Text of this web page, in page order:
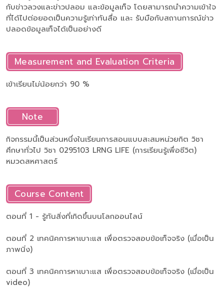
กับข่าวลวงและข่าวปลอม และข้อมูลเท็จ โดยสามารถนำความเข้าใจ
ที่ได้ไปต่อยอดเป็นความรู้เท่าทันสื่อ และ รับมือกับสถานการณ์ข่าว
ปลอดข้อมูลเท็จได้เป็นอย่างดี
Measurement and Evaluation Criteria
เข้าเรียนไม่น้อยกว่า 90 %
Note
กิจกรรมนี้เป็นส่วนหนึ่งในเรียนการสอนแบบสะสมหน่วยกิต วิชา
ศึกษาทั่วไป วิชา 0295103 LRNG LIFE (การเรียนรู้เพื่อชีวิต)
หมวดสหศาสตร์
Course Content
ตอนที่ 1 - รู้ทันสิ่งที่เกิดขึ้นบนโลกออนไลน์
ตอนที่ 2 เทคนิคการหาเบาะแส เพื่อตรวจสอบข้อเท็จจริง (เมื่อเป็น
ภาพนิ่ง)
ตอนที่ 3 เทคนิคการหาเบาะแส เพื่อตรวจสอบข้อเท็จจริง (เมื่อเป็น
video)